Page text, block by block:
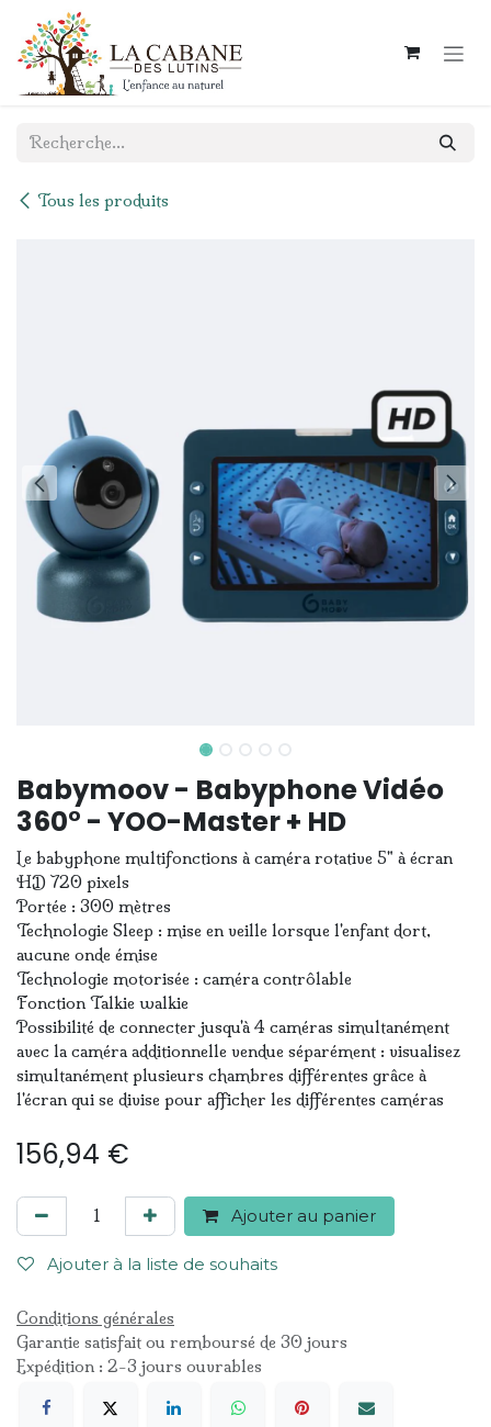
Se rendre au contenu
Tous les produits
Babymoov - Babyphone Vidéo
360° - YOO-Master + HD
Le babyphone multifonctions à caméra rotative 5" à écran
HD 720 pixels
Portée : 300 mètres
Technologie Sleep : mise en veille lorsque l'enfant dort,
aucune onde émise
Technologie motorisée : caméra contrôlable
Fonction Talkie walkie
Possibilité de connecter jusqu'à 4 caméras simultanément
avec la caméra additionnelle vendue séparément : visualisez
simultanément plusieurs chambres différentes grâce à
l'écran qui se divise pour afficher les différentes caméras
156,94 €
Ajouter au panier
Ajouter à la liste de souhaits
Conditions générales
Garantie satisfait ou remboursé de 30 jours
Expédition : 2-3 jours ouvrables